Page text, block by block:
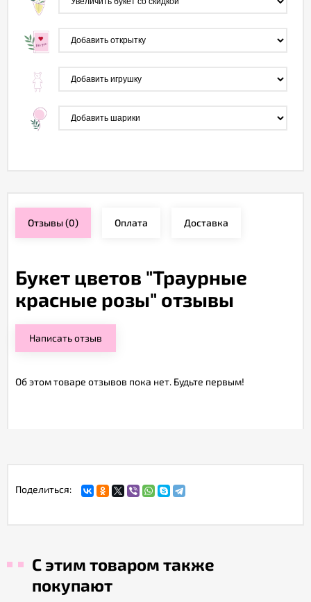
Отзывы(0) Оплата Доставка
Букет цветов "Траурные
красные розы" отзывы
Написать отзыв
Об этом товаре отзывов пока нет. Будьте первым!
Поделиться:
С этим товаром также
покупают